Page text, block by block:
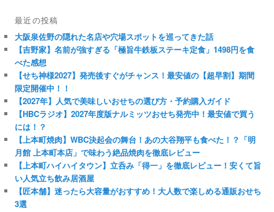
最近の投稿
大阪泉佐野の隠れた名店や穴場スポットを巡ってきた話
【吉野家】名前が強すぎる「極旨牛鉄板ステーキ定食」1498円を食
べた感想
【せち神様2027】発売後すぐがチャンス！最安値の【超早割】期間
限定開催中！！
【2027年】人気で美味しいおせちの選び方・予約購入ガイド
【HBCラジオ】2027年度版ナルミッツおせち発売中！最安値で買う
には！？
【上本町焼肉】WBC決起会の舞台！あの大谷翔平も食べた！？「明
月館 上本町本店」で味わう絶品焼肉を徹底レビュー
【上本町ハイハイタウン】立呑み「得一」を徹底レビュー！安くて旨
い人気立ち飲み居酒屋
【匠本舗】迷ったら大容量がおすすめ！大人数で楽しめる通販おせち
3選